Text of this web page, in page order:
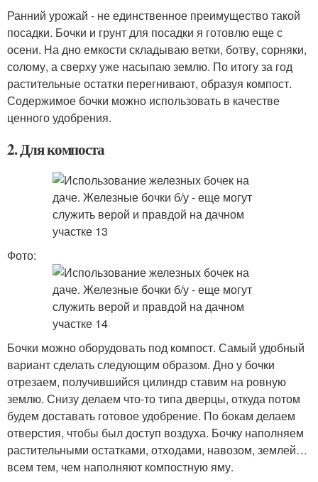
Ранний урожай - не единственное преимущество такой
посадки. Бочки и грунт для посадки я готовлю еще с
осени. На дно емкости складываю ветки, ботву, сорняки,
солому, а сверху уже насыпаю землю. По итогу за год
растительные остатки перегнивают, образуя компост.
Содержимое бочки можно использовать в качестве
ценного удобрения.
2. Для компоста
Фото:
Бочки можно оборудовать под компост. Самый удобный
вариант сделать следующим образом. Дно у бочки
отрезаем, получившийся цилиндр ставим на ровную
землю. Снизу делаем что-то типа дверцы, откуда потом
будем доставать готовое удобрение. По бокам делаем
отверстия, чтобы был доступ воздуха. Бочку наполняем
растительными остатками, отходами, навозом, землей…
всем тем, чем наполняют компостную яму.